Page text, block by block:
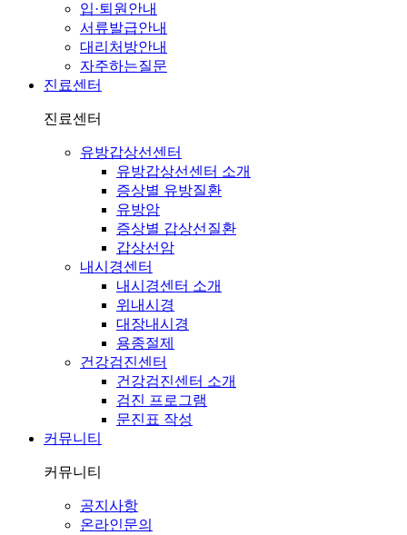
입·퇴원안내
서류발급안내
대리처방안내
자주하는질문
진료센터
진료센터
유방갑상선센터
유방갑상선센터 소개
증상별 유방질환
유방암
증상별 갑상선질환
갑상선암
내시경센터
내시경센터 소개
위내시경
대장내시경
용종절제
건강검진센터
건강검진센터 소개
검진 프로그램
문진표 작성
커뮤니티
커뮤니티
공지사항
온라인문의